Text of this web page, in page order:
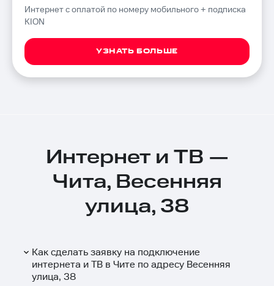
Интернет с оплатой по номеру мобильного + подписка
KION
УЗНАТЬ БОЛЬШЕ
Интернет и ТВ —
Чита, Весенняя
улица, 38
Как сделать заявку на подключение
интернета и ТВ в Чите по адресу Весенняя
улица, 38